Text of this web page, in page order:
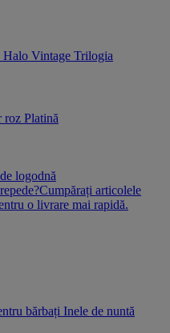
Halo Vintage Trilogia
roz Platină
logodnă
Cumpărați articolele
o livrare mai rapidă.
bărbați Inele de nuntă